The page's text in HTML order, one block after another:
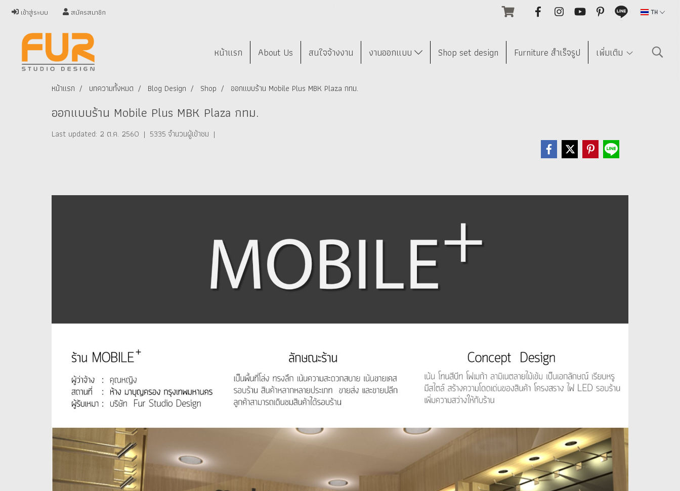
เข้าสู่ระบบ สมัครสมาชิก TH
หน้าแรก About Us สนใจจ้างงาน งานออกแบบ Shop set design Furniture สำเร็จรูป เพิ่มเติม
หน้าแรก บทความทั้งหมด Blog Design Shop ออกแบบร้าน Mobile Plus MBK Plaza กทม.
ออกแบบร้าน Mobile Plus MBK Plaza กทม.
Last updated: 2 ต.ค. 2560 | 5335 จำนวนผู้เข้าชม |